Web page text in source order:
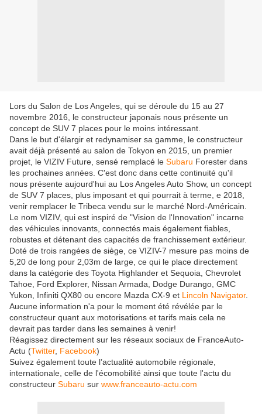
Lors du Salon de Los Angeles, qui se déroule du 15 au 27
novembre 2016, le constructeur japonais nous présente un
concept de SUV 7 places pour le moins intéressant.
Dans le but d'élargir et redynamiser sa gamme, le constructeur
avait déjà présenté au salon de Tokyon en 2015, un premier
projet, le VIZIV Future, sensé remplacé le Subaru Forester dans
les prochaines années. C'est donc dans cette continuité qu'il
nous présente aujourd'hui au Los Angeles Auto Show, un concept
de SUV 7 places, plus imposant et qui pourrait à terme, e 2018,
venir remplacer le Tribeca vendu sur le marché Nord-Américain.
Le nom VIZIV, qui est inspiré de "Vision de l'Innovation" incarne
des véhicules innovants, connectés mais également fiables,
robustes et détenant des capacités de franchissement extérieur.
Doté de trois rangées de siège, ce VIZIV-7 mesure pas moins de
5,20 de long pour 2,03m de large, ce qui le place directement
dans la catégorie des Toyota Highlander et Sequoia, Chevrolet
Tahoe, Ford Explorer, Nissan Armada, Dodge Durango, GMC
Yukon, Infiniti QX80 ou encore Mazda CX-9 et Lincoln Navigator.
Aucune information n'a pour le moment été révélée par le
constructeur quant aux motorisations et tarifs mais cela ne
devrait pas tarder dans les semaines à venir!
Réagissez directement sur les réseaux sociaux de FranceAuto-
Actu (Twitter, Facebook)
Suivez également toute l’actualité automobile régionale,
internationale, celle de l'écomobilité ainsi que toute l'actu du
constructeur Subaru sur www.franceauto-actu.com